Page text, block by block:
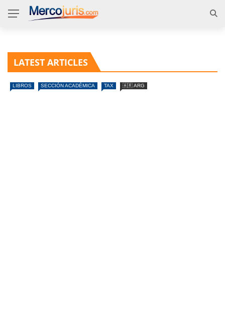
LATEST ARTICLES
LIBROS SECCIÓN ACADÉMICA TAX 🇦🇷 ARG